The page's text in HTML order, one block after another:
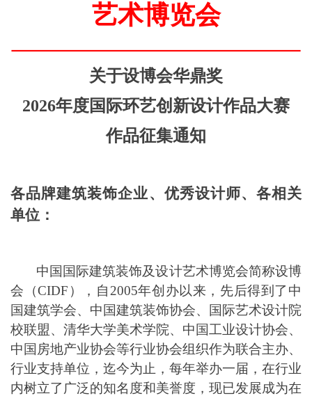
艺术博览会
关于设博会华鼎奖
2026年度国际环艺创新设计作品大赛
作品征集通知
各品牌建筑装饰企业、优秀设计师、各相关
单位：
中国国际建筑装饰及设计艺术博览会简称设博
会（CIDF），自2005年创办以来， 先后得到了 中
国建筑学会、中国建筑装饰协会、国际艺术设计院
校联盟、 清华大学美术学院、中国工业设计协会、
中国房地产业协会等行业协会组织作为联合主办、
行业支持单位，迄今为止 ，每年举办一届 ， 在行业
内树立了广泛的知名度和美誉度， 现已发展成为在